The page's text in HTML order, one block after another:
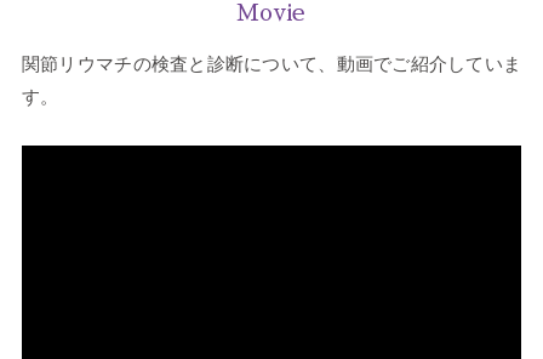
Movie
関節リウマチの検査と診断について、動画でご紹介していま
す。